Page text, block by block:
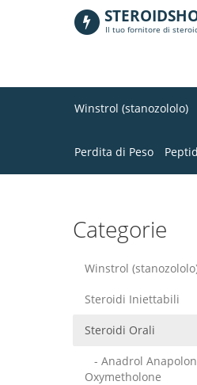
Il tuo fornitore di
Winstrol (stanozololo)
Perdita di Peso
Categorie
Winstrol
Steroidi Iniettabili
Steroidi Orali
- Anadrol Anapolon
Oxymetholone